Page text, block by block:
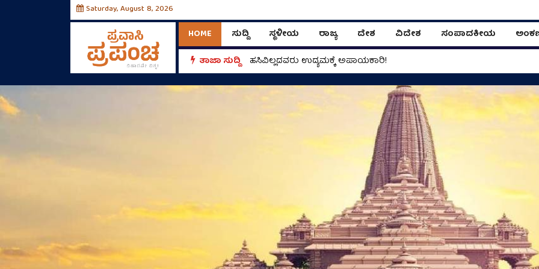
Saturday, August 8, 2026
HOME ಸುದ್ದಿ ಸ್ಥಳೀಯ ರಾಜ್ಯ ದೇಶ ವಿದೇಶ ಸಂಪಾದಕೀಯ
ತಾಜಾ ಸುದ್ದಿ
ಹಸಿವಿಲ್ಲದವರು ಉದ್ಯಮಕ್ಕೆ ಅಪಾಯಕಾರಿ!